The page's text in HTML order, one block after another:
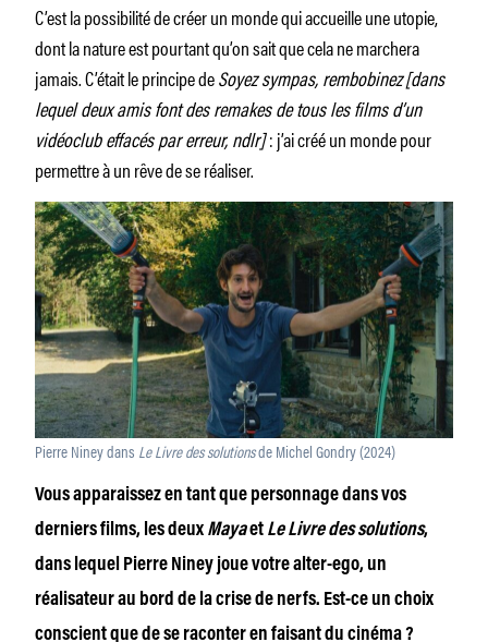
C’est la possibilité de créer un monde qui accueille une utopie,
dont la nature est pourtant qu’on sait que cela ne marchera
jamais. C’était le principe deSoyez sympas, rembobinez[dans
lequel deux amis font des remakes de tous les films d’un
vidéoclub effacés par erreur, ndlr]: j’ai créé un monde pour
permettre à un rêve de se réaliser.
Pierre Niney dans Le Livre des solutionsde Michel Gondry (2024)
Vous apparaissez en tant que personnage dans vos
derniers films, les deux Mayaet Le Livre des solutions,
dans lequel Pierre Niney joue votre alter-ego, un
réalisateur au bord de la crise de nerfs. Est-ce un choix
conscient que de se raconter en faisant du cinéma ?